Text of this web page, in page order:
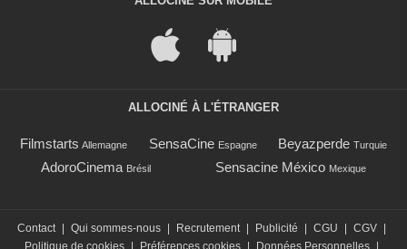
ALLOCINÉ À L'ÉTRANGER
Filmstarts Allemagne SensaCine Espagne Beyazperde Turquie
AdoroCinema Brésil Sensacine México Mexique
Contact Qui sommes-nous Recrutement Publicité CGU CGV
Politique de cookies
Préférences cookies Données Personnelles